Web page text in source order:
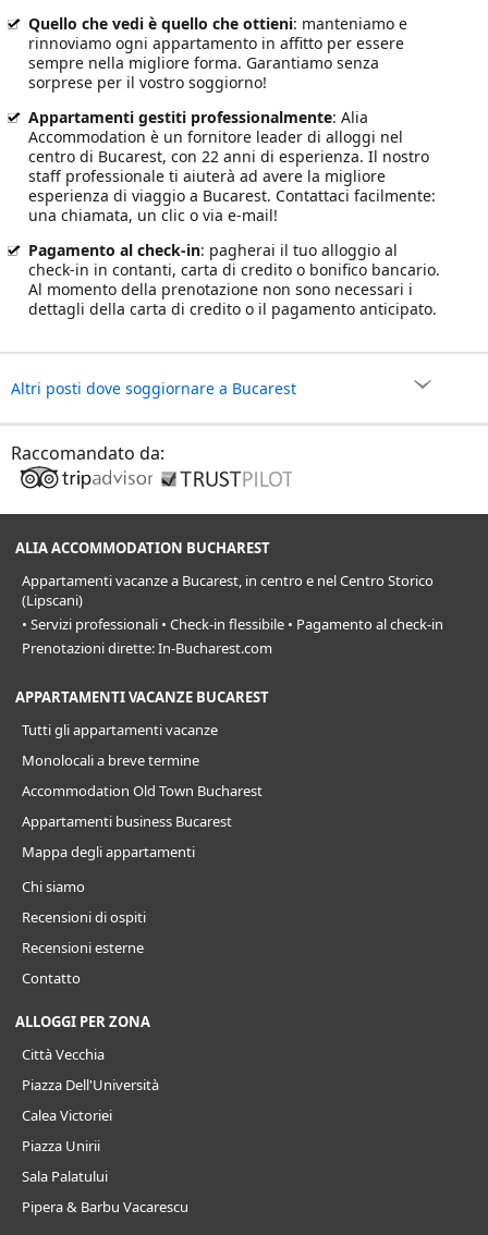
Quello che vedi è quello che ottieni: manteniamo e
rinnoviamo ogni appartamento in affitto per essere
sempre nella migliore forma. Garantiamo senza
sorprese per il vostro soggiorno!
Appartamenti gestiti professionalmente: Alia
Accommodation è un fornitore leader di alloggi nel
centro di Bucarest, con 22 anni di esperienza. Il nostro
staff professionale ti aiuterà ad avere la migliore
esperienza di viaggio a Bucarest. Contattaci facilmente:
una chiamata, un clic o via e-mail!
Pagamento al check-in: pagherai il tuo alloggio al
check-in in contanti, carta di credito o bonifico bancario.
Al momento della prenotazione non sono necessari i
dettagli della carta di credito o il pagamento anticipato.
Altri posti dove soggiornare a Bucarest
Raccomandato da:
ALIA ACCOMMODATION BUCHAREST
Appartamenti vacanze a Bucarest, in centro e nel Centro Storico
(Lipscani)
• Servizi professionali • Check-in flessibile • Pagamento al check-in
Prenotazioni dirette: In-Bucharest.com
APPARTAMENTI VACANZE BUCAREST
Tutti gli appartamenti vacanze
Monolocali a breve termine
Accommodation Old Town Bucharest
Appartamenti business Bucarest
Mappa degli appartamenti
Chi siamo
Recensioni di ospiti
Recensioni esterne
Contatto
ALLOGGI PER ZONA
Città Vecchia
Piazza Dell'Università
Calea Victoriei
Piazza Unirii
Sala Palatului
Pipera & Barbu Vacarescu